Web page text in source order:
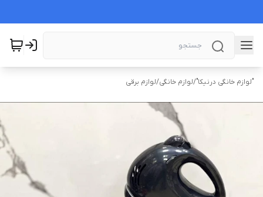
"لوازم خانگی درنیکا"/لوازم خانگی/لوازم برقی